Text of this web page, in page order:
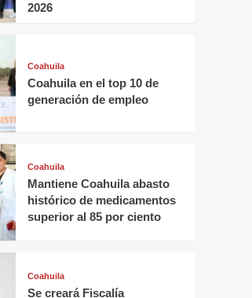
2026
Coahuila
Coahuila en el top 10 de
generación de empleo
Coahuila
Mantiene Coahuila abasto
histórico de medicamentos
superior al 85 por ciento
Coahuila
Se creará Fiscalía